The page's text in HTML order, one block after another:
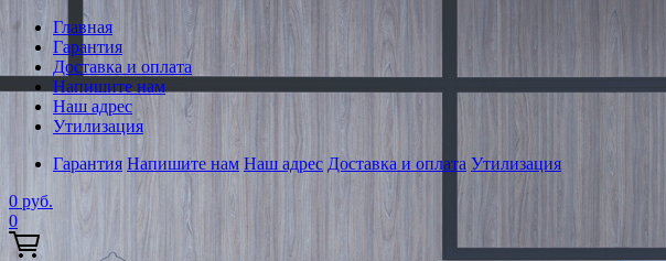
Главная
Гарантия
Доставка и оплата
Напишите нам
Наш адрес
Утилизация
Гарантия Напишите нам Наш адрес Доставка и оплата Утилизация
0 руб.
0